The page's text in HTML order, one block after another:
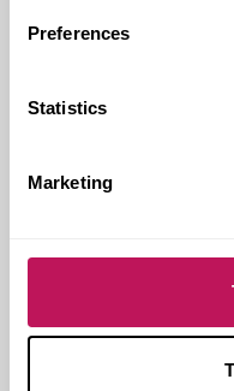
Preferences
Statistics
Marketing
är igång kan den
Den nya bron invigs
Uppsala kommun talar
– Jag har jobbat
och samarbetet har
Uppsala